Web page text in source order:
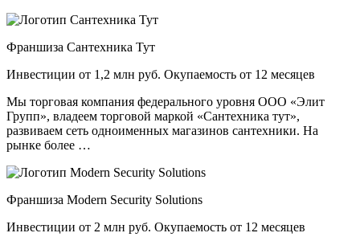
Франшиза Сантехника Тут
Инвестиции от 1,2 млн руб. Окупаемость от 12 месяцев
Мы торговая компания федерального уровня ООО «Элит
Групп», владеем торговой маркой «Сантехника тут»,
развиваем сеть одноименных магазинов сантехники. На
рынке более …
Франшиза Modern Security Solutions
Инвестиции от 2 млн руб. Окупаемость от 12 месяцев